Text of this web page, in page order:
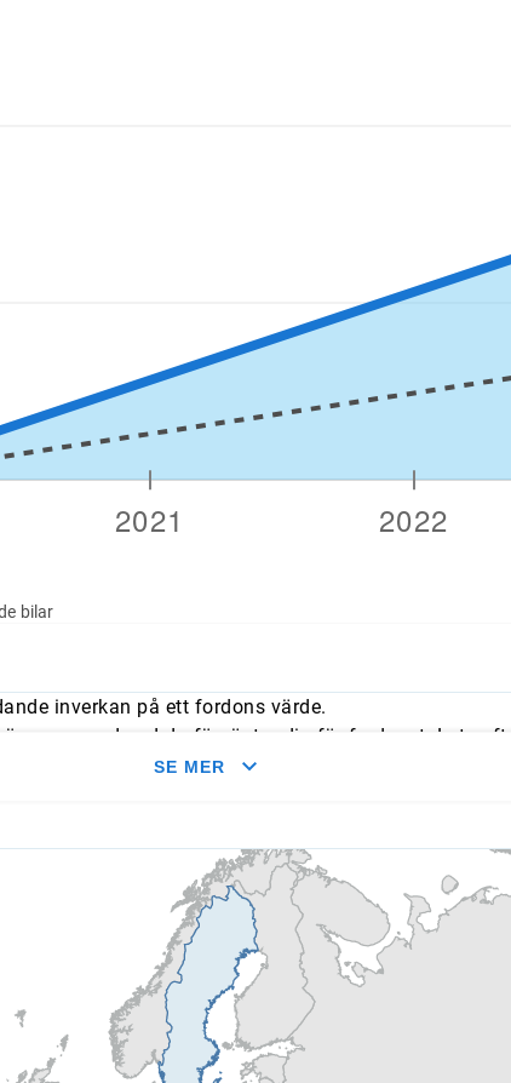
bilar
inverkan på ett fordons värde.
med vad du förväntar dig för fordonet. Leta
årliga genomsnitt.
SE MER